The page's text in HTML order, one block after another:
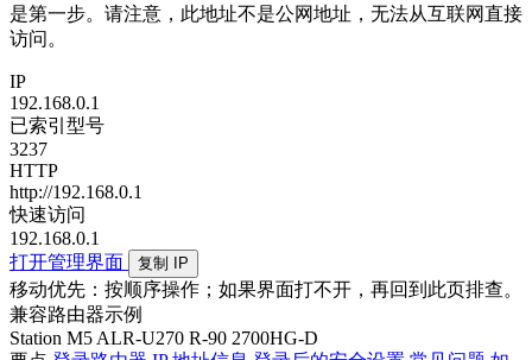
是第一步。请注意，此地址不是公网地址，无法从互联网直接
访问。
IP
192.168.0.1
已索引型号
3237
HTTP
http://192.168.0.1
快速访问
192.168.0.1
打开管理界面
复制 IP
移动优先：按顺序操作；如果界面打不开，再回到此页排查。
兼容路由器示例
Station M5 ALR-U270 R-90 2700HG-D